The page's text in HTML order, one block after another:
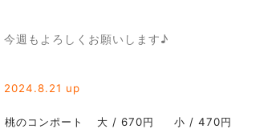
今週もよろしくお願いします♪
2024.8.21 up
桃のコンポート 大 / 670円 小 / 470円